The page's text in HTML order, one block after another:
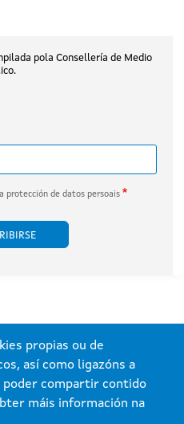
propias ou de
así como ligazóns a
compartir contido
máis información na
eólico Xesteirón,
promovido
2020/032B).
pola Consellería de Medio
protección de datos persoais